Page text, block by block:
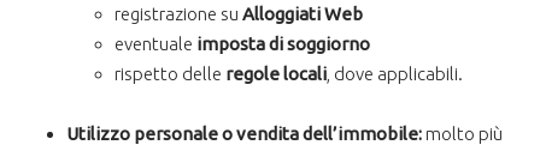
registrazione su Alloggiati Web
eventuale imposta di soggiorno
rispetto delle regole locali , dove applicabili.
Utilizzo personale o vendita dell’immobile:molto più